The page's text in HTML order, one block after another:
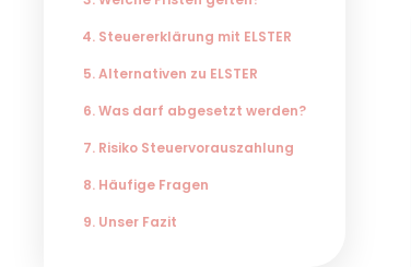
Steuererklärung mit ELSTER
Alternativen zu ELSTER
Was darf abgesetzt werden?
Risiko Steuervorauszahlung
Häufige Fragen
Unser Fazit